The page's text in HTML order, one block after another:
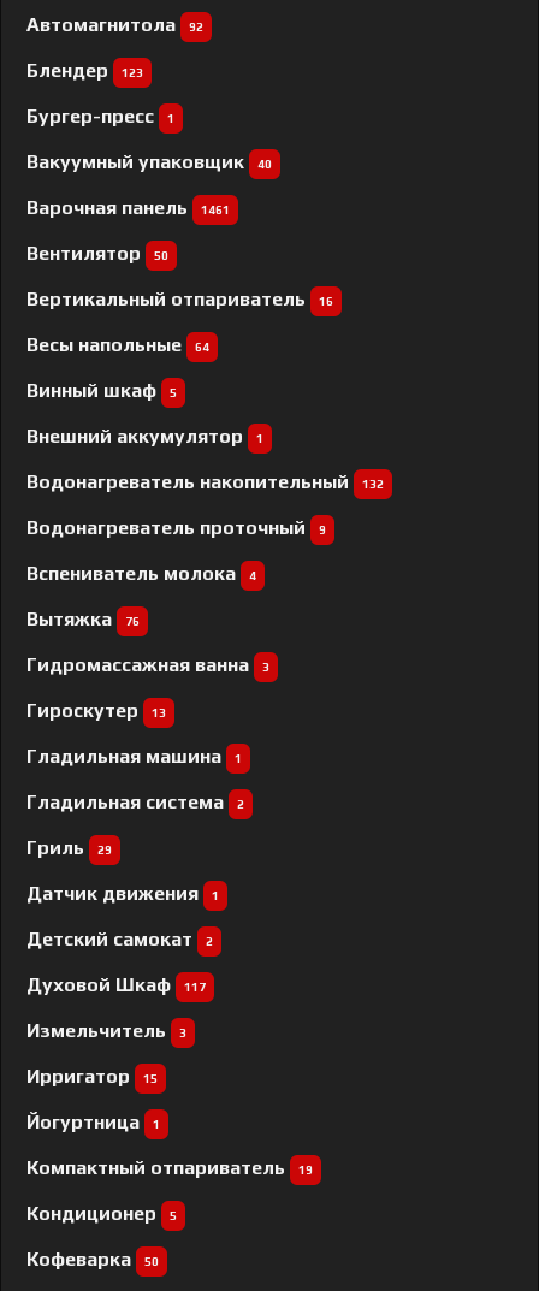
Автомагнитола 92
Блендер 123
Бургер-пресс 1
Вакуумный упаковщик 40
Варочная панель 1461
Вентилятор 50
Вертикальный отпариватель 16
Весы напольные 64
Винный шкаф 5
Внешний аккумулятор 1
Водонагреватель накопительный 132
Водонагреватель проточный 9
Вспениватель молока 4
Вытяжка 76
Гидромассажная ванна 3
Гироскутер 13
Гладильная машина 1
Гладильная система 2
Гриль 29
Датчик движения 1
Детский самокат 2
Духовой Шкаф 117
Измельчитель 3
Ирригатор 15
Йогуртница 1
Компактный отпариватель 19
Кондиционер 5
Кофеварка 50